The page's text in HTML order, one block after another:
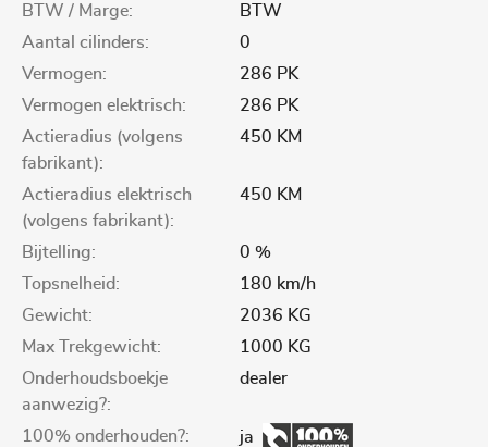
BTW / Marge:
BTW
Aantal cilinders:
0
Vermogen:
286 PK
Vermogen elektrisch:
286 PK
Actieradius (volgens
fabrikant):
450 KM
Actieradius elektrisch
(volgens fabrikant):
450 KM
Bijtelling:
0 %
Topsnelheid:
180 km/h
Gewicht:
2036 KG
Max Trekgewicht:
1000 KG
Onderhoudsboekje
aanwezig?:
dealer
100% onderhouden?: ja